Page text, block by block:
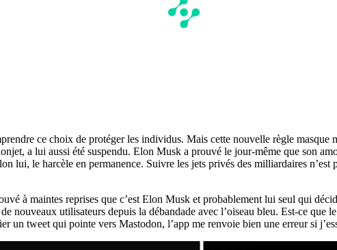
ce choix de protéger les individus. Mais cette nouvelle règle
a lui aussi été suspendu. Elon Musk a prouvé le jour-même que son
lui, le harcèle en permanence. Suivre les jets privés des milliardaires
à maintes reprises que c’est Elon Musk et probablement lui seul qui
nouveaux utilisateurs depuis la débandade avec l’oiseau bleu. Est-ce que
un tweet qui pointe vers Mastodon, l’app me renvoie bien une erreur si